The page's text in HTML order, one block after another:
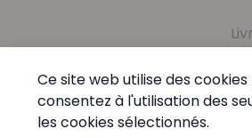
Mission|Valeurs|
PharmaMed - Tél:
Ce site web utilise des
consentez à l'utilisation des
les cookies sélectionnés.